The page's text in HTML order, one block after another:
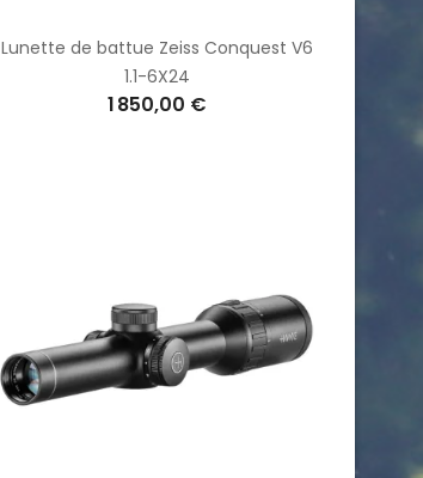
Lunette de battue Zeiss Conquest V6
1.1-6X24
1 850,00 €